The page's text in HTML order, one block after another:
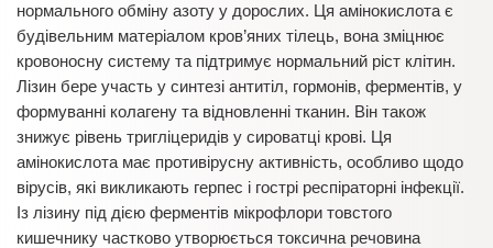
нормального обміну азоту у дорослих. Ця амінокислота є
будівельним матеріалом кров’яних тілець, вона зміцнює
кровоносну систему та підтримує нормальний ріст клітин.
Лізин бере участь у синтезі антитіл, гормонів, ферментів, у
формуванні колагену та відновленні тканин. Він також
знижує рівень тригліцеридів у сироватці крові. Ця
амінокислота має противірусну активність, особливо щодо
вірусів, які викликають герпес і гострі респіраторні інфекції.
Із лізину під дією ферментів мікрофлори товстого
кишечнику частково утворюється токсична речовина